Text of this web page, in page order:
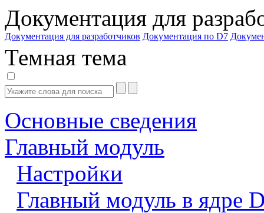
Документация для
Документация для разработчиков Документация по D7
Темная тема
Основные сведения
Главный модуль
Настройки
Главный модуль в ядре